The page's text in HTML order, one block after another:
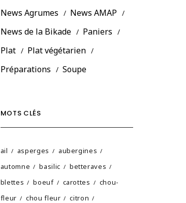
News Agrumes
News AMAP
News de la Bikade
Paniers
Plat
Plat végétarien
Préparations
Soupe
MOTS CLÉS
ail asperges
aubergines
automne
basilic
betteraves
blettes
boeuf carottes
chou-
fleur
chou fleur
citron